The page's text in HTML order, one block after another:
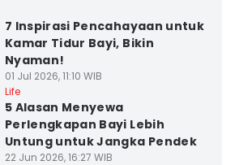
7 Inspirasi Pencahayaan untuk
Kamar Tidur Bayi, Bikin
Nyaman!
01 Jul 2026, 11:10 WIB
Life
5 Alasan Menyewa
Perlengkapan Bayi Lebih
Untung untuk Jangka Pendek
22 Jun 2026, 16:27 WIB